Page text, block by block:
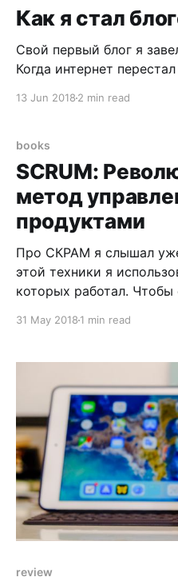
Как я стал
Свой первый блог я
Когда интернет
свой путь в рунет. А может быть ЖЖ уже давно
пришёл в рунет и был
13 Jun 2018 2 min read
books
SCRUM:
метод
продуктами
Про СКРАМ я слышал
этой техники я
которых работал. Чтобы
техники Джеффа Сазерленда. Вкратце
31 May 2018 1 min read
review